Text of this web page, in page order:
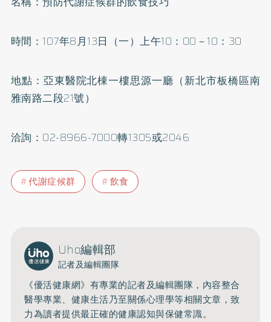
時間：107年8月13日（一）上午10：00－10：30
地點：亞東醫院北棟一樓思源一廳（新北市板橋區南
雅南路二段21號）
洽詢：02-8966-7000轉1305或2046
代謝症候群 飲食
Uho編輯部
記者及編輯團隊
《優活健康網》有專業的記者及編輯團隊，內容整合
醫學專業、健康生活乃至關係心理學等相關文章，致
力為讀者提供最正確的健康認知與保健常識。